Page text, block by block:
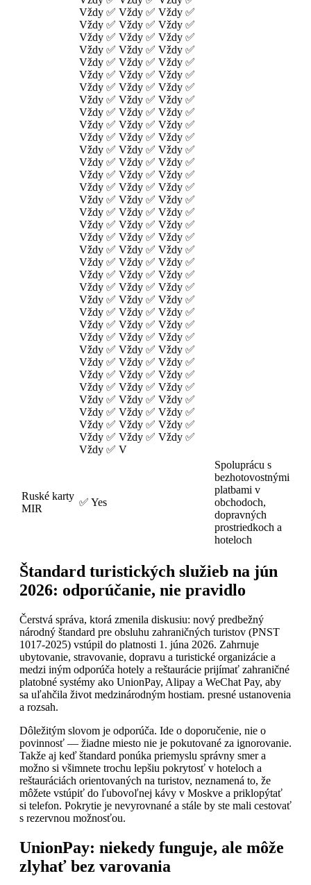
Vždy ✅ Vždy ✅ Vždy ✅
Vždy ✅ Vždy ✅ Vždy ✅
Vždy ✅ Vždy ✅ Vždy ✅
Vždy ✅ Vždy ✅ Vždy ✅
Vždy ✅ Vždy ✅ Vždy ✅
Vždy ✅ Vždy ✅ Vždy ✅
Vždy ✅ Vždy ✅ Vždy ✅
Vždy ✅ Vždy ✅ Vždy ✅
Vždy ✅ Vždy ✅ Vždy ✅
Vždy ✅ Vždy ✅ Vždy ✅
Vždy ✅ Vždy ✅ Vždy ✅
Vždy ✅ Vždy ✅ Vždy ✅
Vždy ✅ Vždy ✅ Vždy ✅
Vždy ✅ Vždy ✅ Vždy ✅
Vždy ✅ Vždy ✅ Vždy ✅
Vždy ✅ Vždy ✅ Vždy ✅
Vždy ✅ Vždy ✅ Vždy ✅
Vždy ✅ Vždy ✅ Vždy ✅
Vždy ✅ Vždy ✅ Vždy ✅
Vždy ✅ Vždy ✅ Vždy ✅
Vždy ✅ Vždy ✅ Vždy ✅
Vždy ✅ Vždy ✅ Vždy ✅
Vždy ✅ Vždy ✅ Vždy ✅
Vždy ✅ Vždy ✅ Vždy ✅
Vždy ✅ Vždy ✅ Vždy ✅
Vždy ✅ Vždy ✅ Vždy ✅
Vždy ✅ Vždy ✅ Vždy ✅
Vždy ✅ Vždy ✅ Vždy ✅
Vždy ✅ Vždy ✅ Vždy ✅
Vždy ✅ Vždy ✅ Vždy ✅
Vždy ✅ Vždy ✅ Vždy ✅
Vždy ✅ Vždy ✅ Vždy ✅
Vždy ✅ Vždy ✅ Vždy ✅
Vždy ✅ Vždy ✅ Vždy ✅
Vždy ✅ Vždy ✅ Vždy ✅
Vždy ✅ V
Ruské karty
MIR
✅ Yes
Spoluprácu s
bezhotovostnými
platbami v
obchodoch,
dopravných
prostriedkoch a
hoteloch
Štandard turistických služieb na jún
2026: odporúčanie, nie pravidlo
Čerstvá správa, ktorá zmenila diskusiu: nový predbežný
národný štandard pre obsluhu zahraničných turistov (PNST
1017-2025) vstúpil do platnosti 1. júna 2026. Zahrnuje
ubytovanie, stravovanie, dopravu a turistické organizácie a
medzi iným odporúča hotely a reštaurácie prijímať zahraničné
platobné systémy ako UnionPay, Alipay a WeChat Pay, aby
sa uľahčila život medzinárodným hostiam. presné ustanovenia
a rozsah.
Dôležitým slovom je odporúča. Ide o doporučenie, nie o
povinnosť — žiadne miesto nie je pokutované za ignorovanie.
Takže aj keď štandard ponúka priemyslu správny smer a
možno si všimnete trochu lepšiu pokrytosť v hoteloch a
reštauráciách orientovaných na turistov, neznamená to, že
môžete vstúpiť do ľubovoľnej kávy v Moskve a priklopýtať
si telefon. Pokrytie je nevyrovnané a stále by ste mali cestovať
s rezervnou možnosťou.
UnionPay: niekedy funguje, ale môže
zlyhať bez varovania